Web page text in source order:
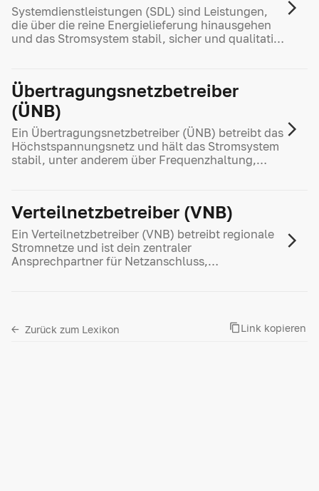
Systemdienstleistungen (SDL) sind Leistungen,
die über die reine Energielieferung hinausgehen
und das Stromsystem stabil, sicher und qualitativ
Spannungsqualität.
Übertragungs­netzbetreiber
(ÜNB)
Ein Übertragungsnetzbetreiber (ÜNB) betreibt das
Höchstspannungsnetz und hält das Stromsystem
stabil, unter anderem über Frequenzhaltung,
Verteilnetz­betreiber (VNB)
Ein Verteilnetzbetreiber (VNB) betreibt regionale
Stromnetze und ist dein zentraler
Ansprechpartner für Netzanschluss,
← Zurück zum Lexikon Link kopieren